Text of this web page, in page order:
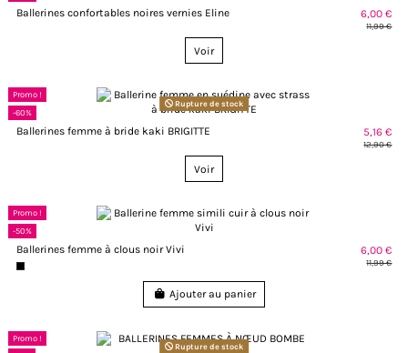
Ballerines confortables noires vernies Eline 6,00 €
11,99 €
Voir
Promo !
-60%
Rupture de stock
Ballerines femme à bride kaki BRIGITTE 5,16 €
12,90 €
Voir
Promo !
-50%
Ballerines femme à clous noir Vivi 6,00 €
11,99 €
Ajouter au panier
Promo !
Rupture de stock